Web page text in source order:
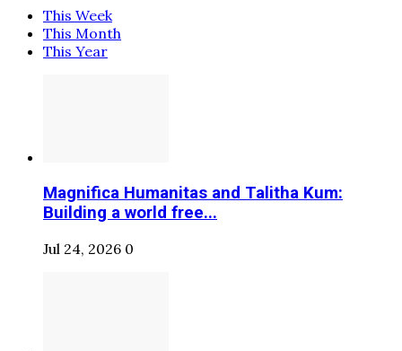
This Week
This Month
This Year
Magnifica Humanitas and Talitha Kum:
Building a world free...
Jul 24, 2026 0